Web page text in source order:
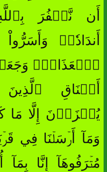
أَن نَّكۡفُرَ
أَندَادٗاۚ وَأَسَرُّواْ
ٱلۡعَذَابَۚ
أَعۡنَاقِ
وَمَآ أَرۡسَلۡنَا فِي
مُتۡرَفُوهَآ إِنَّا